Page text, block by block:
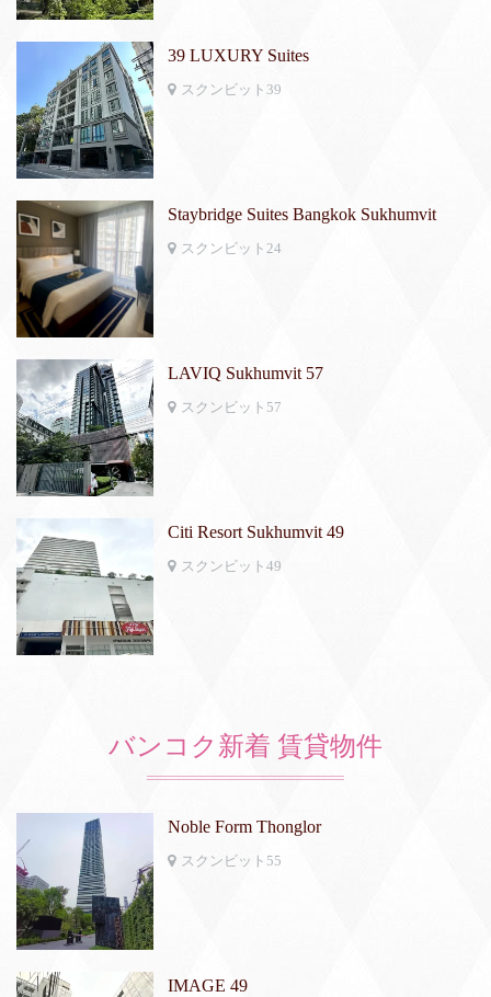
39 LUXURY Suites
スクンビット39
Staybridge Suites Bangkok Sukhumvit
スクンビット24
LAVIQ Sukhumvit 57
スクンビット57
Citi Resort Sukhumvit 49
スクンビット49
バンコク新着 賃貸物件
Noble Form Thonglor
スクンビット55
IMAGE 49